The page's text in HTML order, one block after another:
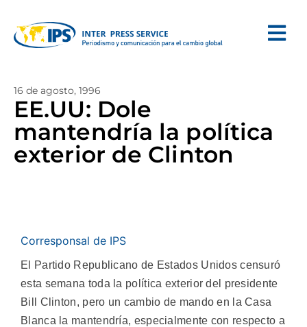
16 de agosto, 1996
EE.UU: Dole
mantendría la política
exterior de Clinton
Corresponsal de IPS
El Partido Republicano de Estados Unidos censuró
esta semana toda la política exterior del presidente
Bill Clinton, pero un cambio de mando en la Casa
Blanca la mantendría, especialmente con respecto a